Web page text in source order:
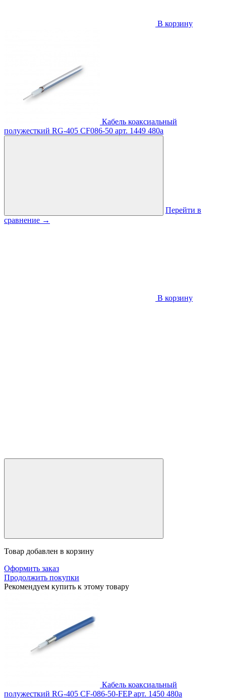
В корзину
Кабель коаксиальный
полужесткий RG-405 CF086-50 арт. 1449 480a
Перейти в
сравнение →
В корзину
Товар добавлен в корзину
Оформить заказ
Продолжить покупки
Рекомендуем купить к этому товару
Кабель коаксиальный
полужесткий RG-405 CF-086-50-FEP арт. 1450 480a